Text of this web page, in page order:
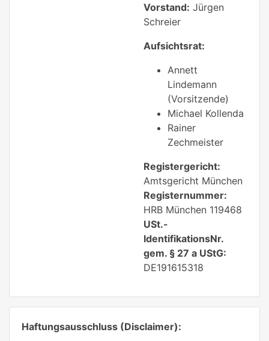
Vorstand: Jürgen
Schreier
Aufsichtsrat:
Annett
Lindemann
(Vorsitzende)
Michael Kollenda
Rainer
Zechmeister
Registergericht:
Amtsgericht München
Registernummer:
HRB München 119468
USt.-
IdentifikationsNr.
gem. § 27 a UStG:
DE191615318
Haftungsausschluss (Disclaimer):